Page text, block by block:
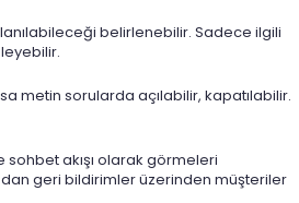
belirlenebilir. Sadece ilgili
metin sorularda açılabilir, kapatılabilir.
akışı olarak görmeleri
geri bildirimler üzerinden müşteriler